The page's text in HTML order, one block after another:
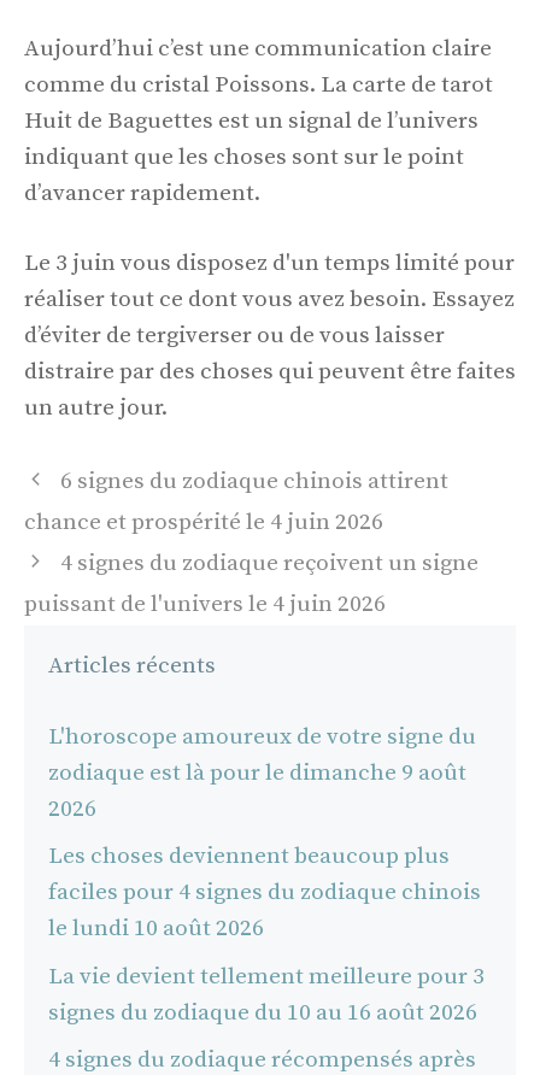
Aujourd’hui c’est une communication claire
comme du cristal Poissons. La carte de tarot
Huit de Baguettes est un signal de l’univers
indiquant que les choses sont sur le point
d’avancer rapidement.
Le 3 juin vous disposez d'un temps limité pour
réaliser tout ce dont vous avez besoin. Essayez
d’éviter de tergiverser ou de vous laisser
distraire par des choses qui peuvent être faites
un autre jour.
Navigation
des
6 signes du zodiaque chinois attirent
chance et prospérité le 4 juin 2026
4 signes du zodiaque reçoivent un signe
puissant de l'univers le 4 juin 2026
Articles récents
L'horoscope amoureux de votre signe du
zodiaque est là pour le dimanche 9 août
2026
Les choses deviennent beaucoup plus
faciles pour 4 signes du zodiaque chinois
le lundi 10 août 2026
La vie devient tellement meilleure pour 3
signes du zodiaque du 10 au 16 août 2026
4 signes du zodiaque récompensés après